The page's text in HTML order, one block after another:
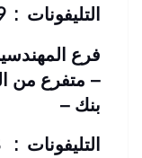
التليفونات : 26901129 – 01117172647
– متفرع من
بنك –
التليفونات : 33368938 – 01210044703